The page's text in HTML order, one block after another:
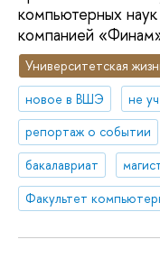
компьютерных
компанией
Университетская
новое в ВШЭ
не
репортаж о событии
бакалавриат
Факультет